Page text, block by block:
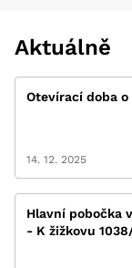
Aktuálně
Otevírací doba
14. 12. 2025
Hlavní pobočka
- K žižkovu